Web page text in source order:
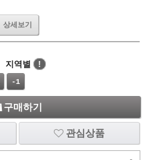
상세보기
지역별
!
-1
구매하기
관심상품